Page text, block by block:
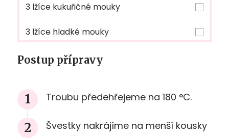
3 lžíce kukuřičné mouky
3 lžíce hladké mouky
Postup přípravy
Troubu předehřejeme na 180 °C.
Švestky nakrájíme na menší kousky